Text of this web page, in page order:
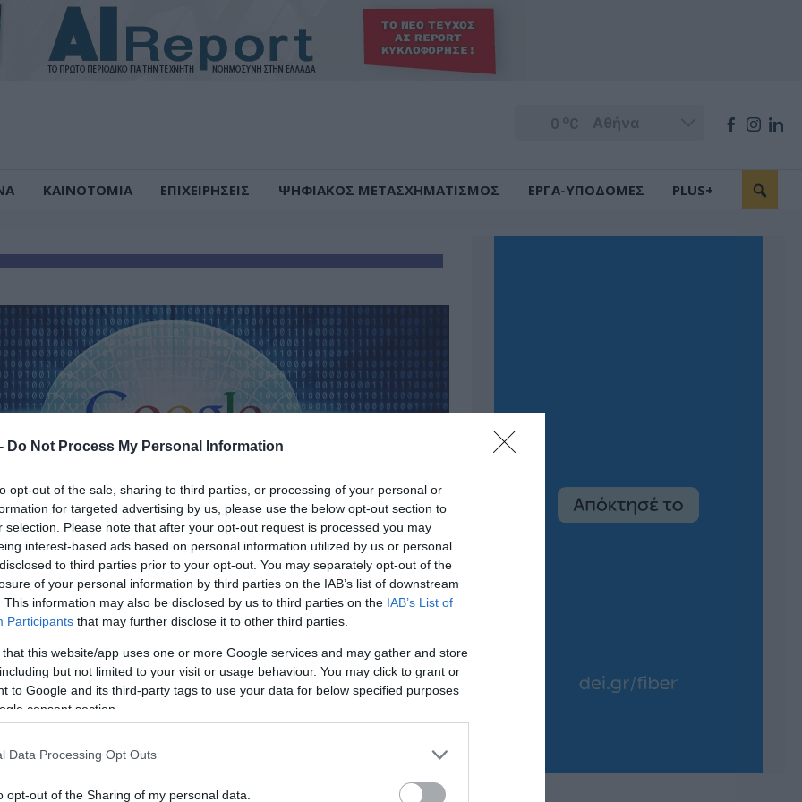
Do Not Process My Personal Information
opt-out of the sale, sharing to third parties, or processing of your personal or
for targeted advertising by us, please use the below opt-out section to
selection. Please note that after your opt-out request is processed you may
interest-based ads based on personal information utilized by us or personal
to third parties prior to your opt-out. You may separately opt-out of the
of your personal information by third parties on the IAB’s list of downstream
This information may also be disclosed by us to third parties on the IAB’s List of
Participants that may further disclose it to other third parties.
that this website/app uses one or more Google services and may gather and store
but not limited to your visit or usage behaviour. You may click to grant or
to Google and its third-party tags to use your data for below specified purposes
consent section.
Data Processing Opt Outs
opt-out of the Sharing of my personal data.
0 oC
ΚΑΙΝΟΤΟΜΙΑ ΕΠΙΧΕΙΡΗΣΕΙΣ ΨΗΦΙΑΚΟΣ ΜΕΤΑΣΧΗΜΑΤΙΣΜΟΣ ΕΡΓΑ-ΥΠΟΔΟΜΕΣ PLUS+